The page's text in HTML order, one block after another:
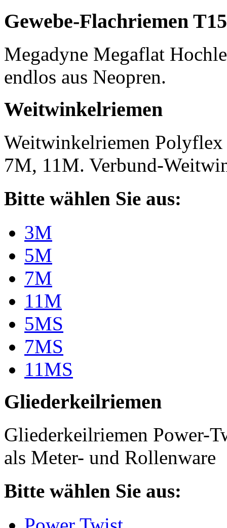
Gewebe-Flachriemen
Megadyne Megaflat
endlos aus Neopren.
Weitwinkelriemen
Weitwinkelriemen
7M, 11M. Verbund-
Bitte wählen Sie aus:
3M
5M
7M
11M
5MS
7MS
11MS
Gliederkeilriemen
Gliederkeilriemen Power-
als Meter- und Rollenware
Bitte wählen Sie aus: